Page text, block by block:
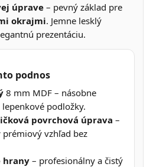
úprave – pevný základ pre
okrajmi. Jemne lesklý
prezentáciu.
podnos
8 mm MDF – násobne
lepenkové podložky.
povrchová úprava –
prémiový vzhľad bez
hrany – profesionálny a čistý